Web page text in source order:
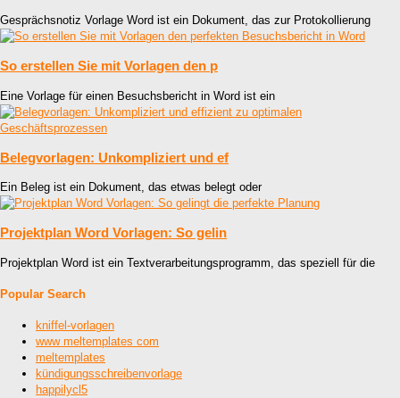
Gesprächsnotiz Vorlage Word ist ein Dokument, das zur Protokollierung
So erstellen Sie mit Vorlagen den p
Eine Vorlage für einen Besuchsbericht in Word ist ein
Belegvorlagen: Unkompliziert und ef
Ein Beleg ist ein Dokument, das etwas belegt oder
Projektplan Word Vorlagen: So gelin
Projektplan Word ist ein Textverarbeitungsprogramm, das speziell für die
Popular Search
kniffel-vorlagen
www meltemplates com
meltemplates
kündigungsschreibenvorlage
happilycl5